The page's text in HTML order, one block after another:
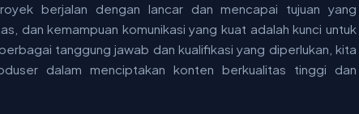
berjalan dengan lancar dan mencapai tujuan yang
dan kemampuan komunikasi yang kuat adalah kunci untuk
tanggung jawab dan kualifikasi yang diperlukan, kita
dalam menciptakan konten berkualitas tinggi dan